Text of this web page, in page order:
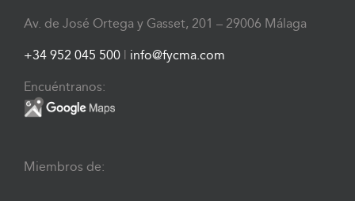
Av. de José Ortega y Gasset, 201 – 29006 Málaga
+34 952 045 500 info@fycma.com
Encuéntranos:
Miembros de: